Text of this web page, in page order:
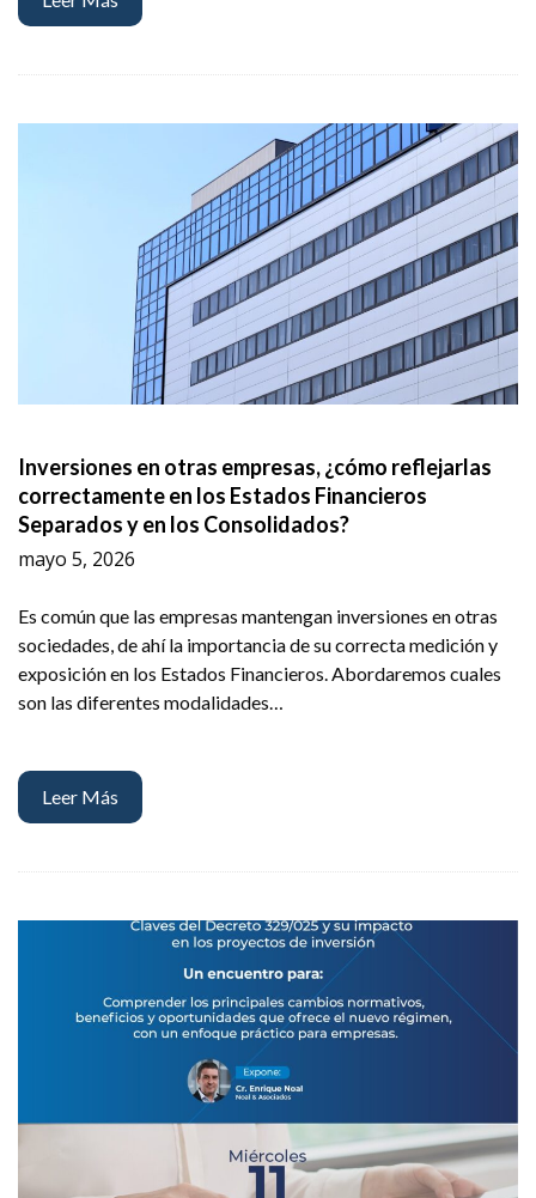
Inversiones en otras empresas, ¿cómo reflejarlas
correctamente en los Estados Financieros
Separados y en los Consolidados?
mayo 5, 2026
Es común que las empresas mantengan inversiones en otras
sociedades, de ahí la importancia de su correcta medición y
exposición en los Estados Financieros. Abordaremos cuales
son las diferentes modalidades…
Leer Más